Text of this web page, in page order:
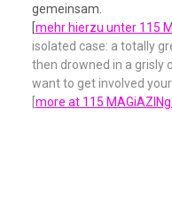
gemeinsam.
[mehr hierzu unter 115
isolated case: a totally
then drowned in a grisly
want to get involved
[more at 115